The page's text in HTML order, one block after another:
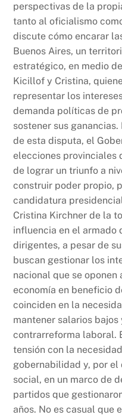
perspectivas de la
tanto al oficialismo
discute cómo encarar
Buenos Aires, un
estratégico, en medio
Kicillof y Cristina,
representar los
demanda políticas de
sostener sus
de esta disputa, el
elecciones provinciales
de lograr un triunfo a
construir poder propio,
candidatura
Cristina Kirchner de la
influencia en el armado
dirigentes, a pesar de
buscan gestionar los
nacional que se
economía en beneficio
coinciden en la
mantener salarios bajos
contrarreforma laboral.
tensión con la
gobernabilidad y, por el
social, en un marco de
partidos que
años. No es casual que